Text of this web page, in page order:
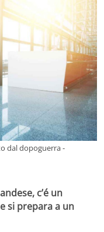
dal dopoguerra -
c’é un
si prepara a un